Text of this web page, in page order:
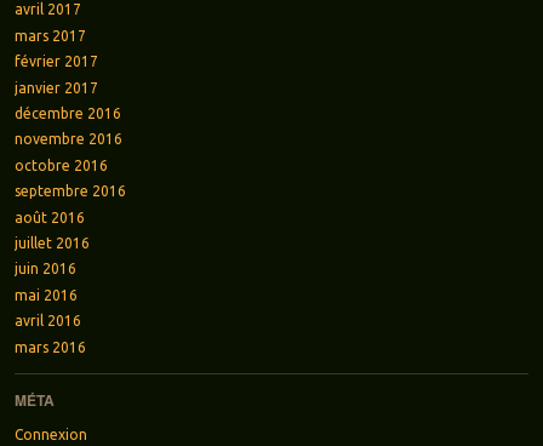
avril 2017
mars 2017
février 2017
janvier 2017
décembre 2016
novembre 2016
octobre 2016
septembre 2016
août 2016
juillet 2016
juin 2016
mai 2016
avril 2016
mars 2016
MÉTA
Connexion